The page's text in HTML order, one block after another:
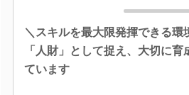
＼スキルを最大限発揮できる環
「人財」として捉え、大切に育
ています